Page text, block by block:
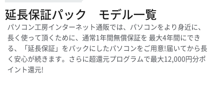
延長保証パック モデル一覧
パソコン工房インターネット通販では、パソコンをより身近に、
長く使って頂くために、通常1年間無償保証を 最大4年間にでき
る、「延長保証」をパックにしたパソコンをご用意!届いてから長
く安心が続きます。さらに超還元プログラムで最大12,000円分ポ
イント還元!